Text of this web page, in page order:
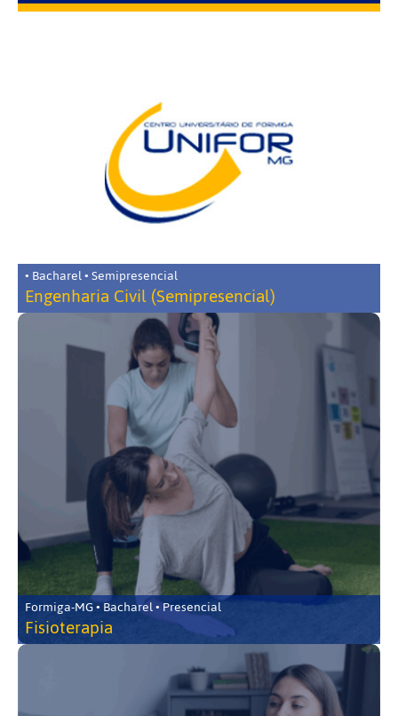
• Bacharel • Semipresencial
Engenharia Civil (Semipresencial)
Formiga-MG • Bacharel • Presencial
Fisioterapia